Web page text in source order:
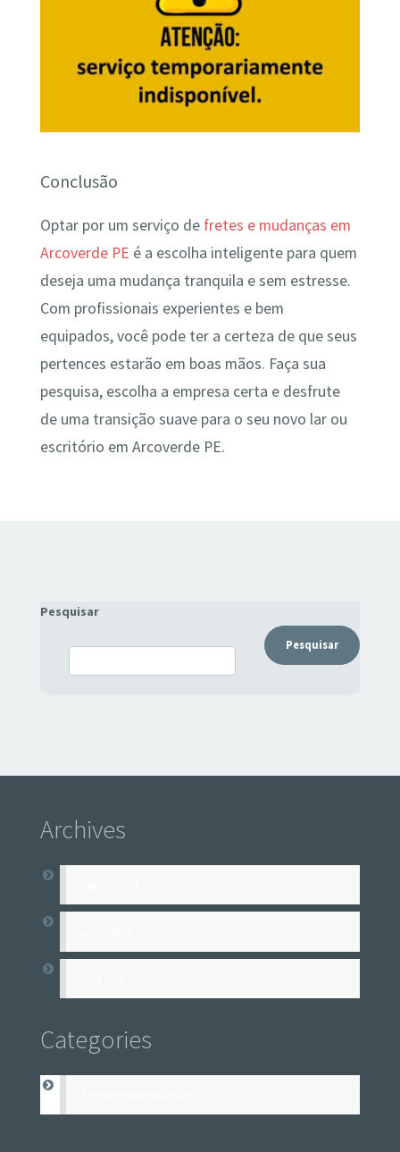
Conclusão
Optar por um serviço de fretes e mudanças em
Arcoverde PE é a escolha inteligente para quem
deseja uma mudança tranquila e sem estresse.
Com profissionais experientes e bem
equipados, você pode ter a certeza de que seus
pertences estarão em boas mãos. Faça sua
pesquisa, escolha a empresa certa e desfrute
de uma transição suave para o seu novo lar ou
escritório em Arcoverde PE.
Pesquisar
Pesquisar
Archives
Categories